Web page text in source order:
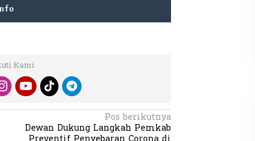
Kami
Pos berikutnya
Dewan Dukung Langkah Pemkab
Batas Tanah
Dukung
dan Harapan Daerah Istimewa Riau